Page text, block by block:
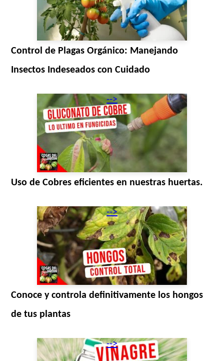
Control de Plagas Orgánico: Manejando
Insectos Indeseados con Cuidado
-->
Uso de Cobres eficientes en nuestras huertas.
-->
Conoce y controla definitivamente los hongos
de tus plantas
-->